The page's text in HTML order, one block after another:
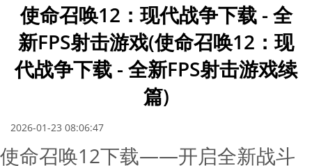
使命召唤12：现代战争下载 - 全
新FPS射击游戏(使命召唤12：现
代战争下载 - 全新FPS射击游戏续
篇)
2026-01-23 08:06:47
使命召唤12下载——开启全新战斗